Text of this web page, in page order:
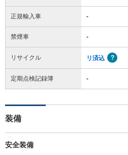
正規輸入車 -
禁煙車 -
リサイクル リ済込
定期点検記録簿 -
装備
安全装備